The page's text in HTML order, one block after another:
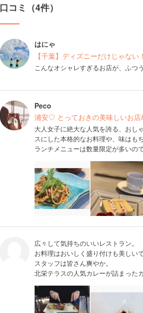
口コミ（4件）
はにゃ
【千葉】ディズニーだけじゃな
こんなオシャレすぎるお店が、ふつ
Peco
浦安♡ とっておきの美味しいお店
大人女子に絶大な人気を誇る、おし
スにした本格的なお料理や、味はも
ランチメニューは数量限定が多いの
広々して気持ちのいいレストラン。
お料理はおいしく盛り付けも美しいで
スタッフは皆さん爽やか。
北栄テラスの人気カレーが詰まった